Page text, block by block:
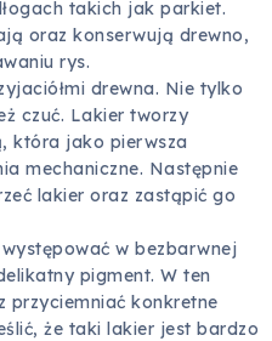
takich jak parkiet.
oraz konserwują drewno,
rys.
drewna. Nie tylko
czuć. Lakier tworzy
która jako pierwsza
mechaniczne. Następnie
lakier oraz zastąpić go
w bezbarwnej
pigment. W ten
przyciemniać konkretne
że taki lakier jest bardzo